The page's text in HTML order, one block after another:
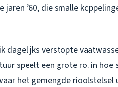
’60, die smalle
dagelijks verstopte
speelt een grote rol in hoe
het gemengde rioolstelsel